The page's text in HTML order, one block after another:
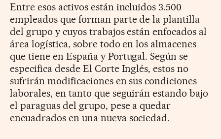
Entre esos activos están incluidos 3.500
empleados que forman parte de la plantilla
del grupo y cuyos trabajos están enfocados al
área logística, sobre todo en los almacenes
que tiene en España y Portugal. Según se
especifica desde El Corte Inglés, estos no
sufrirán modificaciones en sus condiciones
laborales, en tanto que seguirán estando bajo
el paraguas del grupo, pese a quedar
encuadrados en una nueva sociedad.